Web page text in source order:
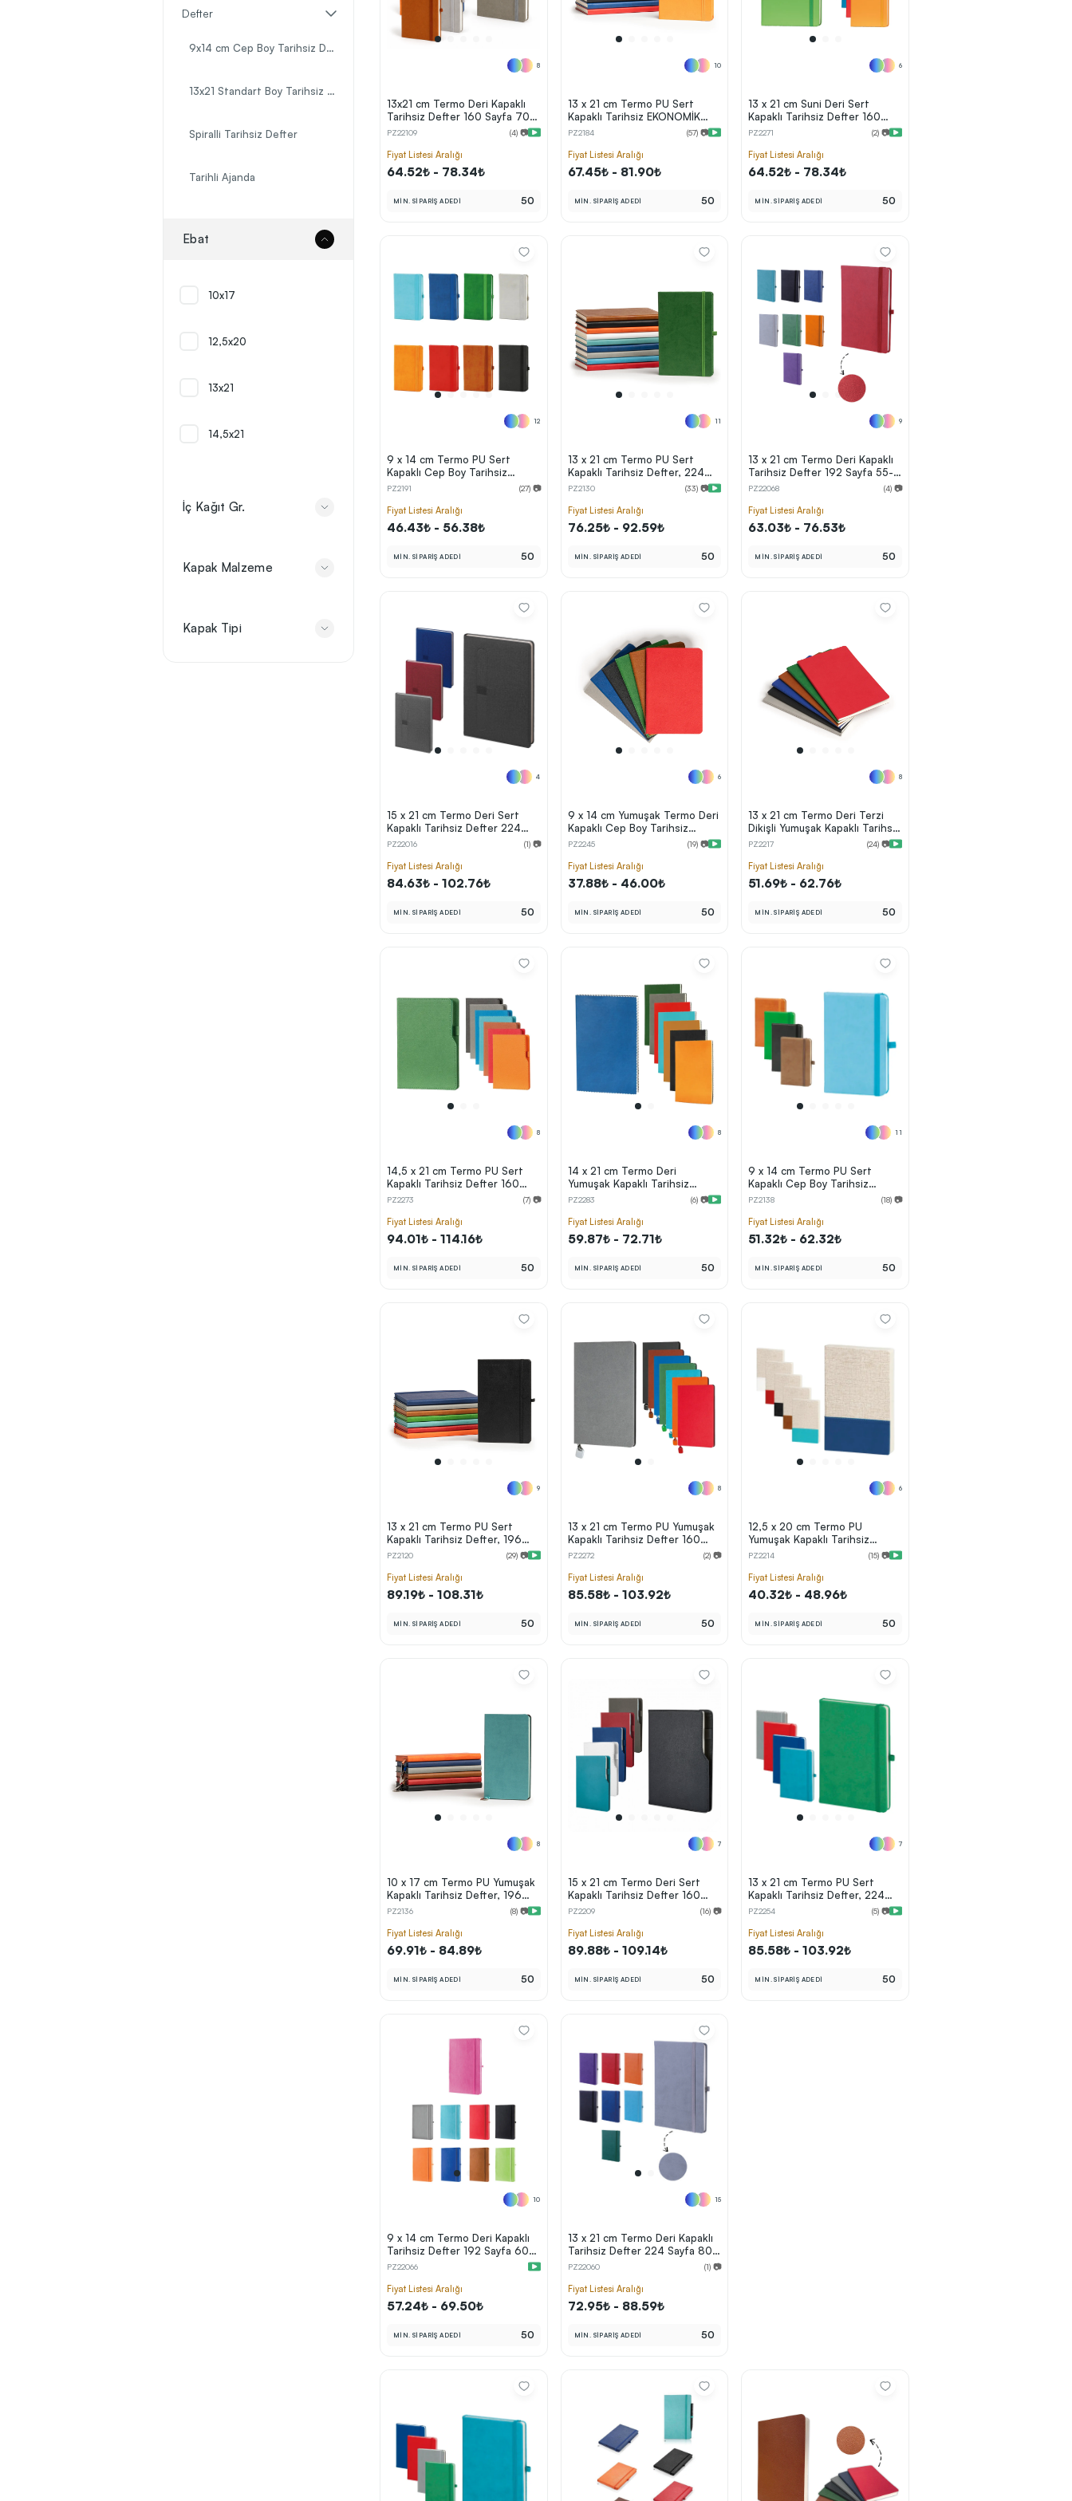
Sonraki Adıma İlerle
Defter
9x14 cm Cep Boy Tarihsiz Defter
13x21 Standart Boy Tarihsiz Defter
Spiralli Tarihsiz Defter
Tarihli Ajanda
Organizerler
Tarihsiz Promosyon Defterler
Defter Tek Fiyat
Ebat
10x17
12,5x20
13x21
14,5x21
9x14
İç Kağıt Gr.
Kapak Malzeme
Kapak Tipi
8
13x21 cm Termo Deri Kapaklı
Tarihsiz Defter 160 Sayfa 70
gr Krem Çizgili Elastik Bantlı
PZ22109 (4) 📷
Fiyat Listesi Aralığı
64.52₺ - 78.34₺
MİN. SİPARİŞ ADEDİ 50
10
13 x 21 cm Termo PU Sert
Kapaklı Tarihsiz EKONOMİK
Defter, 160 Sayfa, 60 gr
Esnek Kapak Lastikli, Kalem
Tutuculu
PZ2184 (57) 📷
Fiyat Listesi Aralığı
67.45₺ - 81.90₺
MİN. SİPARİŞ ADEDİ 50
6
13 x 21 cm Suni Deri Sert
Kapaklı Tarihsiz Defter 160
Sayfa 60 gr Holmen Krem
PZ2271 (2) 📷
Fiyat Listesi Aralığı
64.52₺ - 78.34₺
MİN. SİPARİŞ ADEDİ 50
12
9 x 14 cm Termo PU Sert
Kapaklı Cep Boy Tarihsiz
Defter 160 Sayfa 60 gr
Lastikli Kalem Tutuculu
Ekonomik Model
PZ2191 (27) 📷
Fiyat Listesi Aralığı
46.43₺ - 56.38₺
MİN. SİPARİŞ ADEDİ 50
11
13 x 21 cm Termo PU Sert
Kapaklı Tarihsiz Defter, 224
Sayfa, 70 gr Ivory Krem Çizgili
Kalem Tutuculu
PZ2130 (33) 📷
Fiyat Listesi Aralığı
76.25₺ - 92.59₺
MİN. SİPARİŞ ADEDİ 50
9
13 x 21 cm Termo Deri Kapaklı
Tarihsiz Defter 192 Sayfa 55-
60gr Enzo Krem İç Kağıt Kalem
PZ22068 (4) 📷
Fiyat Listesi Aralığı
63.03₺ - 76.53₺
MİN. SİPARİŞ ADEDİ 50
4
15 x 21 cm Termo Deri Sert
Kapaklı Tarihsiz Defter 224
Sayfa 70 gr Ivory Krem İç Kağıt
PZ22016 (1) 📷
Fiyat Listesi Aralığı
84.63₺ - 102.76₺
MİN. SİPARİŞ ADEDİ 50
6
9 x 14 cm Yumuşak Termo Deri
Kapaklı Cep Boy Tarihsiz
Defter 80 Sayfa 80 gr Ivory
PZ2245 (19) 📷
Fiyat Listesi Aralığı
37.88₺ - 46.00₺
MİN. SİPARİŞ ADEDİ 50
8
13 x 21 cm Termo Deri Terzi
Dikişli Yumuşak Kapaklı Tarihsiz
Defter, 80 Sayfa, 80gr. Ivory
PZ2217 (24) 📷
Fiyat Listesi Aralığı
51.69₺ - 62.76₺
MİN. SİPARİŞ ADEDİ 50
8
14,5 x 21 cm Termo PU Sert
Kapaklı Tarihsiz Defter 160
Sayfa 70 gr Krem İç Kağıt
Tutuculu
PZ2273 (7) 📷
Fiyat Listesi Aralığı
94.01₺ - 114.16₺
MİN. SİPARİŞ ADEDİ 50
8
14 x 21 cm Termo Deri
Yumuşak Kapaklı Tarihsiz
Defter 196 Sayfa 80 gr Krem
PZ2283 (6) 📷
Fiyat Listesi Aralığı
59.87₺ - 72.71₺
MİN. SİPARİŞ ADEDİ 50
11
9 x 14 cm Termo PU Sert
Kapaklı Cep Boy Tarihsiz
Defter 196 Sayfa 80 gr Ivory
Kalem Tutuculu
PZ2138 (18) 📷
Fiyat Listesi Aralığı
51.32₺ - 62.32₺
MİN. SİPARİŞ ADEDİ 50
9
13 x 21 cm Termo PU Sert
Kapaklı Tarihsiz Defter, 196
Sayfa, 80 gr Ivory Krem Çizgili
Lastikli, Kalem Tutuculu
PZ2120 (29) 📷
Fiyat Listesi Aralığı
89.19₺ - 108.31₺
MİN. SİPARİŞ ADEDİ 50
8
13 x 21 cm Termo PU Yumuşak
Kapaklı Tarihsiz Defter 160
Sayfa 70 gr Krem Çizgili İç
Renkli Tokalı Karton Kılıflı
PZ2272 (2) 📷
Fiyat Listesi Aralığı
85.58₺ - 103.92₺
MİN. SİPARİŞ ADEDİ 50
6
12,5 x 20 cm Termo PU
Yumuşak Kapaklı Tarihsiz
Defter, 160 Sayfa, 60 gr
PZ2214 (15) 📷
Fiyat Listesi Aralığı
40.32₺ - 48.96₺
MİN. SİPARİŞ ADEDİ 50
8
10 x 17 cm Termo PU Yumuşak
Kapaklı Tarihsiz Defter, 196
Sayfa, 80 gr Ivory Krem Çizgili
Tokalı, Karton Kılıflı
PZ2136 (8) 📷
Fiyat Listesi Aralığı
69.91₺ - 84.89₺
MİN. SİPARİŞ ADEDİ 50
7
15 x 21 cm Termo Deri Sert
Kapaklı Tarihsiz Defter 160
Sayfa 60 gr Holmen Krem İç
PZ2209 (16) 📷
Fiyat Listesi Aralığı
89.88₺ - 109.14₺
MİN. SİPARİŞ ADEDİ 50
7
13 x 21 cm Termo PU Sert
Kapaklı Tarihsiz Defter, 224
Sayfa, 80 gr Ivory Krem Çizgili
Tutuculu
PZ2254 (5) 📷
Fiyat Listesi Aralığı
85.58₺ - 103.92₺
MİN. SİPARİŞ ADEDİ 50
10
9 x 14 cm Termo Deri Kapaklı
Tarihsiz Defter 192 Sayfa 60
gr Holmen Krem Çizgili Lastikli
PZ22066
Fiyat Listesi Aralığı
57.24₺ - 69.50₺
MİN. SİPARİŞ ADEDİ 50
15
13 x 21 cm Termo Deri Kapaklı
Tarihsiz Defter 224 Sayfa 80
gr Ivory Krem İç Kağıt Çizgili
PZ22060 (1) 📷
Fiyat Listesi Aralığı
72.95₺ - 88.59₺
MİN. SİPARİŞ ADEDİ 50